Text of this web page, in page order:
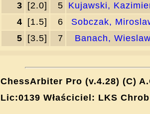
3
[2.0] 5 Kujawski,
4
[1.5] 6
Sobczak,
5
[3.5] 7 Banach,
ChessArbiter Pro (v.4.28) (C)
Lic:0139 Właściciel: LKS